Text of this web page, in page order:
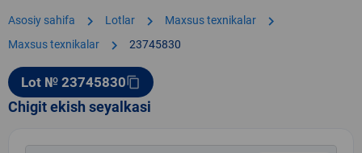
Asosiy sahifa chevron_right Lotlar chevron_right Maxsus texnikalar chevron_right
Maxsus texnikalar chevron_right 23745830
Lot № 23745830content_copy
Chigit ekish seyalkasi